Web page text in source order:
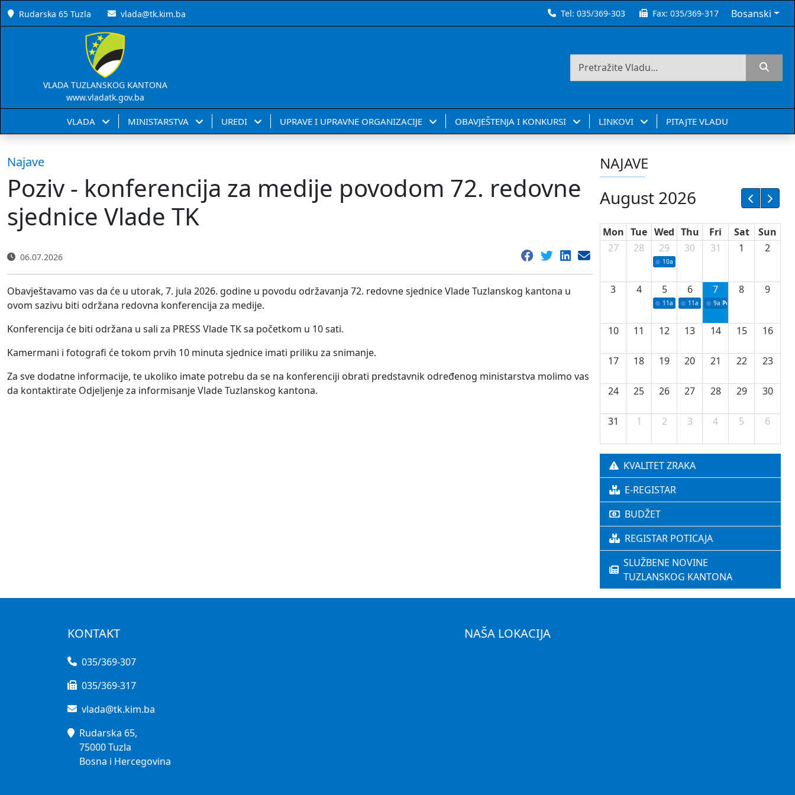
Rudarska 65 Tuzla vlada@tk.kim.ba Tel:035/369-303 Fax:035/369-317 Bosanski
VLADA TUZLANSKOG KANTONA
www.vladatk.gov.ba
VLADA MINISTARSTVA UREDI UPRAVE I UPRAVNE ORGANIZACIJE OBAVJEŠTENJA I KONKURSI LINKOVI PITAJTE VLADU
Najave
Poziv - konferencija za medije povodom 72. redovne
sjednice Vlade TK
06.07.2026
Obavještavamo vas da će u utorak, 7. jula 2026. godine u povodu održavanja 72. redovne sjednice Vlade Tuzlanskog kantona u
ovom sazivu biti održana redovna konferencija za medije.
Konferencija će biti održana u sali za PRESS Vlade TK sa početkom u 10 sati.
Kamermani i fotografi će tokom prvih 10 minuta sjednice imati priliku za snimanje.
Za sve dodatne informacije, te ukoliko imate potrebu da se na konferenciji obrati predstavnik određenog ministarstva molimo vas
da kontaktirate Odjeljenje za informisanje Vlade Tuzlanskog kantona.
NAJAVE
August 2026
Mon Tue Wed Thu Fri Sat
Sun
27
28 29
10a Potpisivanje ugovora sa neprofitnim
30 31 1 2
3 4 5
11a Potpisivanje ugovora o stipendijama
6
11a Podrška razvoju vodne
7
9a Početak izgradnje nove
8 9
10 11 12 13 14 15 16
17 18 19 20 21 22 23
24 25 26 27 28 29 30
31 1 2 3 4 5 6
KVALITET ZRAKA
E-REGISTAR
BUDŽET
REGISTAR POTICAJA
SLUŽBENE NOVINE
TUZLANSKOG KANTONA
KONTAKT
035/369-307
035/369-317
vlada@tk.kim.ba
Rudarska 65,
75000 Tuzla
Bosna i Hercegovina
NAŠA LOKACIJA